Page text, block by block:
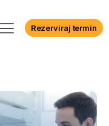
Rezerviraj termin